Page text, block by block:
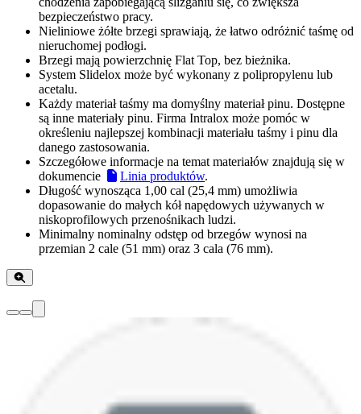
bezpieczeństwo pracy.
Nieliniowe żółte brzegi sprawiają, że łatwo odróżnić taśmę od
nieruchomej podłogi.
Brzegi mają powierzchnię Flat Top, bez bieżnika.
System Slidelox może być wykonany z polipropylenu lub
acetalu.
Każdy materiał taśmy ma domyślny materiał pinu. Dostępne
są inne materiały pinu. Firma Intralox może pomóc w
określeniu najlepszej kombinacji materiału taśmy i pinu dla
danego zastosowania.
Szczegółowe informacje na temat materiałów znajdują się w
dokumencie
Linia produktów.
Długość wynosząca 1,00 cal (25,4 mm) umożliwia
dopasowanie do małych kół napędowych używanych w
niskoprofilowych przenośnikach ludzi.
Minimalny nominalny odstęp od brzegów wynosi na
przemian 2 cale (51 mm) oraz 3 cala (76 mm).